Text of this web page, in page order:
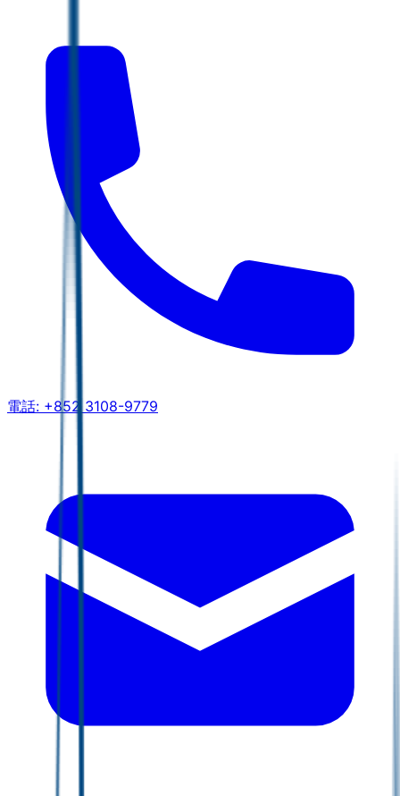
電話: +852 3108-9779